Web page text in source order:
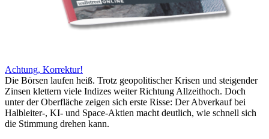
Achtung, Korrektur!
Die Börsen laufen heiß. Trotz geopolitischer Krisen und steigender
Zinsen klettern viele Indizes weiter Richtung Allzeithoch. Doch
unter der Oberfläche zeigen sich erste Risse: Der Abverkauf bei
Halbleiter-, KI- und Space-Aktien macht deutlich, wie schnell sich
die Stimmung drehen kann.